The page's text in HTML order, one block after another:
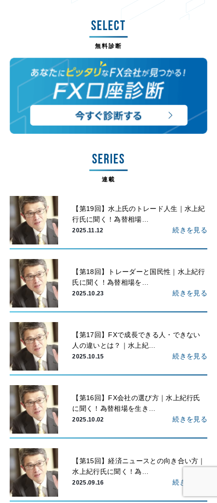
SELECT
無料診断
SERIES
連載
【第19回】水上氏のトレード人生｜水上紀
行氏に聞く！為替相場…
2025.11.12 続きを見る
【第18回】トレーダーと国民性｜水上紀行
氏に聞く！為替相場を…
2025.10.23 続きを見る
【第17回】FXで成長できる人・できない
人の違いとは？｜水上紀…
2025.10.15 続きを見る
【第16回】FX会社の選び方｜水上紀行氏
に聞く！為替相場を生き…
2025.10.02 続きを見る
【第15回】経済ニュースとの向き合い方｜
水上紀行氏に聞く！為…
2025.09.16 続きを見る